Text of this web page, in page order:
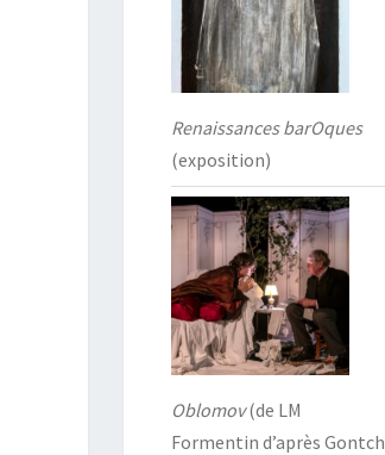
Renaissances barOques
(exposition)
Oblomov(de LM
Formentin d’après Gontch